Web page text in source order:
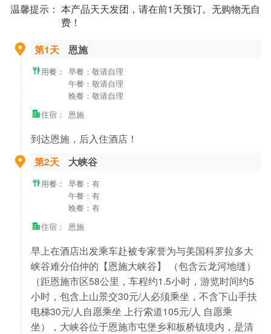
温馨提示： 本产品天天发团，请在前1天预订。无购物无自
费！
第1天 恩施
用餐： 早餐：敬请自理
午餐：敬请自理
晚餐：敬请自理
住宿： 恩施
到达恩施，后入住酒店！
第2天 大峡谷
用餐： 早餐：有
午餐：有
晚餐：有
住宿： 恩施
早上在酒店出发乘车赴被专家誉为与美国科罗拉多大
峡谷难分伯仲的【恩施大峡谷】 （包含云龙河地缝）
（距恩施市区58公里，车程约1.5小时，游览时间约5
小时，包含上山景交30元/人必须乘坐，不含下山手扶
电梯30元/人自愿乘坐 上行索道105元/人 自愿乘
坐），大峡谷位于恩施市屯堡乡和板桥镇境内，是清